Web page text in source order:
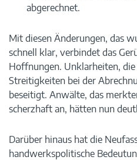
abgerechnet.
Mit diesen Änderungen, das
schnell klar, verbindet das
Hoffnungen. Unklarheiten,
Streitigkeiten bei der
beseitigt. Anwälte, das
scherzhaft an, hätten nun
Darüber hinaus hat die
handwerkspolitische